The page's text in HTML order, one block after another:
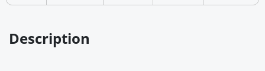
Description